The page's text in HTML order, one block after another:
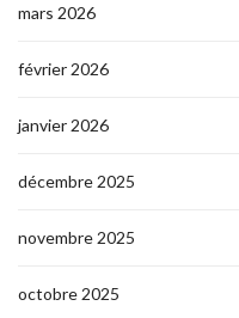
mars 2026
février 2026
janvier 2026
décembre 2025
novembre 2025
octobre 2025